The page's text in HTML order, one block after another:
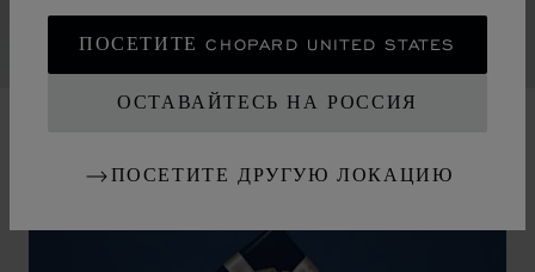
ПОСЕТИТЕ CHOPARD UNITED STATES
ОСТАВАЙТЕСЬ НА РОССИЯ
ПОСЕТИТЕ ДРУГУЮ ЛОКАЦИЮ
и цвета.